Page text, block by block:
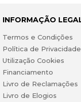
INFORMAÇÃO
Termos e Condições
Política de Privacidade
Utilização Cookies
Financiamento
Livro de Reclamações
Livro de Elogios